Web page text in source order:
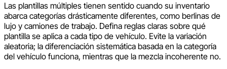
Las plantillas múltiples tienen sentido cuando su inventario
abarca categorías drásticamente diferentes, como berlinas de
lujo y camiones de trabajo. Defina reglas claras sobre qué
plantilla se aplica a cada tipo de vehículo. Evite la variación
aleatoria; la diferenciación sistemática basada en la categoría
del vehículo funciona, mientras que la mezcla incoherente no.